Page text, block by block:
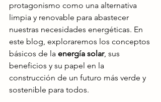
protagonismo como una alternativa
limpia y renovable para abastecer
nuestras necesidades energéticas. En
este blog, exploraremos los conceptos
básicos de la energía solar, sus
beneficios y su papel en la
construcción de un futuro más verde y
sostenible para todos.